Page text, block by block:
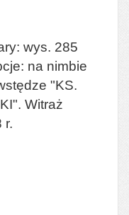
wys. 285
na nimbie
"KS.
Witraż
r.